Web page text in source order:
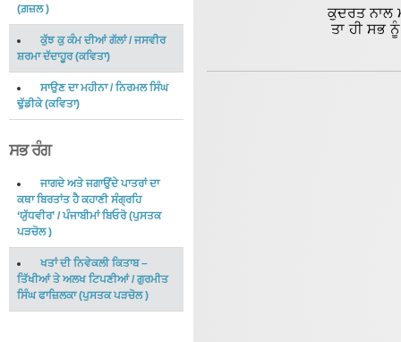
(ਗ਼ਜ਼ਲ)
ਕੁੱਝ ਕੁ ਕੰਮ ਦੀਆਂ ਗੱਲਾਂ/ ਜਸਵੀਰ
ਸ਼ਰਮਾ ਦੱਦਾਹੂਰ(ਕਵਿਤਾ)
ਸਾਉਣ ਦਾ ਮਹੀਨਾ/ਨਿਰਮਲ ਸਿੰਘ
ਢੁੱਡੀਕੇ(ਕਵਿਤਾ)
ਸਭ ਰੰਗ
ਜਾਗਦੇ ਅਤੇ ਜਗਾਉਂਦੇ ਪਾਤਰਾਂ ਦਾ
ਕਥਾ ਬਿਰਤਾਂਤ ਹੈ ਕਹਾਣੀ ਸੰਗ੍ਰਹਿ
‘ਯੁੱਧਵੀਰ’ /ਪੰਜਾਬੀਮਾਂ ਬਿਓਰੋ(ਪੁਸਤਕ
ਪੜਚੋਲ)
ਖਤਾਂ ਦੀ ਨਿਵੇਕਲੀ ਕਿਤਾਬ –
ਤਿੱਖੀਆਂ ਤੇ ਅਲਖ ਟਿਪਣੀਆਂ/ ਗੁਰਮੀਤ
ਸਿੰਘ ਫਾਜ਼ਿਲਕਾ(ਪੁਸਤਕ ਪੜਚੋਲ)
ਕੁਦਰਤ ਨਾਲ
ਤਾ ਹੀ ਸਭ